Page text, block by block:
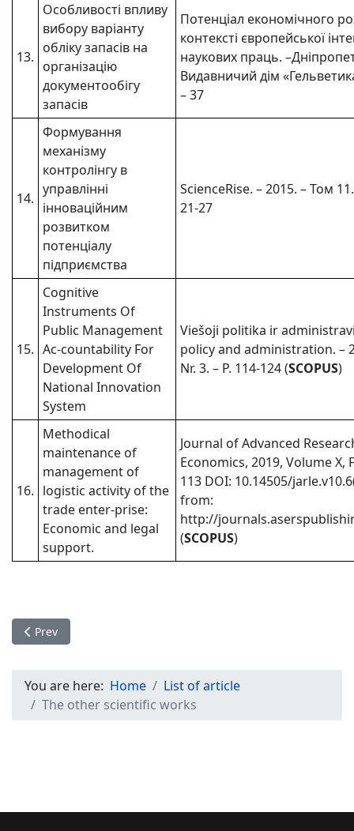
13.
Особливості впливу
вибору варіанту
обліку запасів на
організацію
документообігу
запасів
Потенціал економічного
контексті європейської
наукових праць.
Видавничий дім
– 37
14.
Формування
механізму
контролінгу в
управлінні
інноваційним
розвитком
потенціалу
підприємства
ScienceRise. – 2015. – Том
21-27
15.
Cognitive
Instruments Of
Public Management
Ac-countability For
Development Of
National Innovation
System
Viešoji politika ir
policy and administration. –
Nr. 3. – P. 114-124 (SCOPUS)
16.
Methodical
maintenance of
management of
logistic activity of the
trade enter-prise:
Economic and legal
support.
Journal of Advanced
Economics, 2019, Volume X,
113 DOI: 10.14505/
from:
http://
(SCOPUS)
Previous article: The monographs
Prev
You are here: Home
List of article
The other scientific works